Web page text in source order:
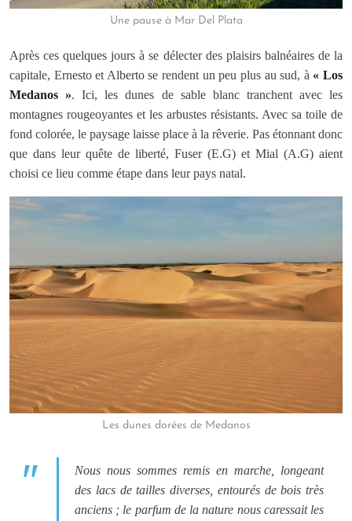
Une pause à Mar Del Plata
Après ces quelques jours à se délecter des plaisirs balnéaires de la
capitale, Ernesto et Alberto se rendent un peu plus au sud, à « Los
Medanos ». Ici, les dunes de sable blanc tranchent avec les
montagnes rougeoyantes et les arbustes résistants. Avec sa toile de
fond colorée, le paysage laisse place à la rêverie. Pas étonnant donc
que dans leur quête de liberté, Fuser (E.G) et Mial (A.G) aient
choisi ce lieu comme étape dans leur pays natal.
Les dunes dorées de Medanos
Nous nous sommes remis en marche, longeant
des lacs de tailles diverses, entourés de bois très
anciens ; le parfum de la nature nous caressait les